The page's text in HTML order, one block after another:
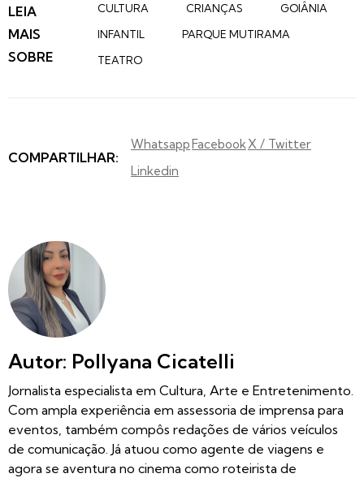
LEIA
MAIS
SOBRE
CULTURA CRIANÇAS
GOIÂNIA
INFANTIL
PARQUE MUTIRAMA
TEATRO
COMPARTILHAR:
Whatsapp FacebookX / Twitter
Linkedin
Autor: Pollyana Cicatelli
Jornalista especialista em Cultura, Arte e Entretenimento.
Com ampla experiência em assessoria de imprensa para
eventos, também compôs redações de vários veículos
de comunicação. Já atuou como agente de viagens e
agora se aventura no cinema como roteirista de